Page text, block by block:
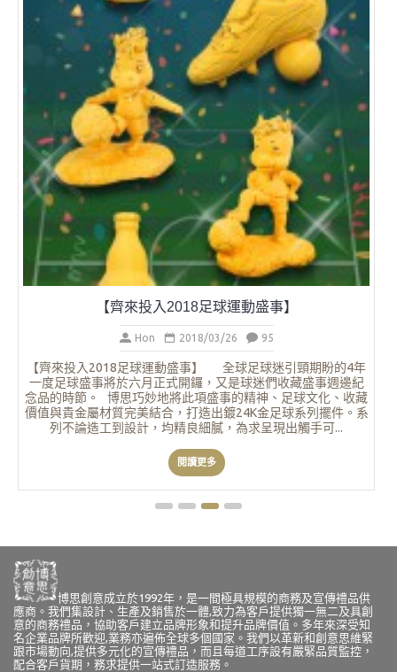
端午節紀念禮品系列
Hon 2018/03/21 101
《博思創意 - 端午節紀念禮品系列》 端午佳節將至，賽龍舟
是端午節的一項重要活動。 博思創意推出一系列的端午節紀念
禮品，系列呈現出賽龍舟同舟共濟，團結一致的精神。設計精
美，是辨公室擺設、送禮或龍舟賽頒獎佳品。 企業客戶更可加
入獨特的商標及文字，更顯個性化及獨...
閱讀更多
博思創意成立於1992年，是一間極具規模的商務及宣傳禮品供
應商。我們集設計、生產及銷售於一體,致力為客戶提供獨一無二及具創
意的商務禮品，協助客戶建立品牌形象和提升品牌價值。多年來深受知
名企業品牌所歡迎,業務亦遍佈全球多個國家。我們以革新和創意思維緊
跟市場動向,提供多元化的宣傳禮品，而且每道工序設有嚴緊品質監控，
配合客戶貨期，務求提供一站式訂造服務。